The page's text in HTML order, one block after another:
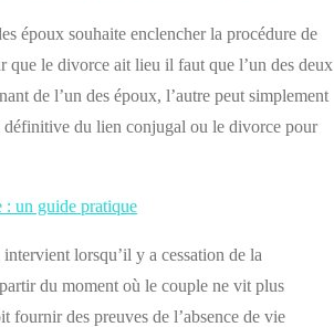
époux souhaite enclencher la procédure de
que le divorce ait lieu il faut que l’un des deux
de l’un des époux, l’autre peut simplement
définitive du lien conjugal ou le divorce pour
: un guide pratique
lorsqu’il y a cessation de la
du moment où le couple ne vit plus
fournir des preuves de l’absence de vie